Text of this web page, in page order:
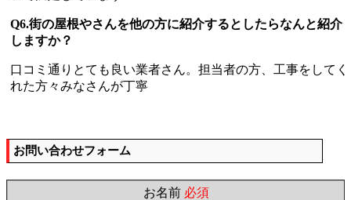
Q6.街の屋根やさんを他の方に紹介するとしたらなんと紹介
しますか？
口コミ通りとても良い業者さん。担当者の方、工事をしてく
れた方々みなさんが丁寧
お問い合わせフォーム
お名前 必須